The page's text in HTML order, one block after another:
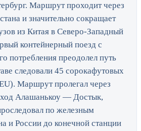
Маршрут проходит через
и значительно сокращает
из Китая в Северо-Западный
контейнерный поезд с
потребления преодолел путь
следовали 45 сорокафутовых
Маршрут пролегал через
Алашанькоу — Достык,
по железным
и России до конечной станции